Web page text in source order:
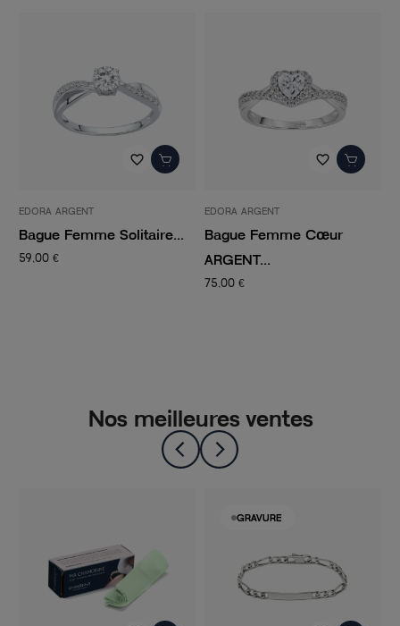
favorite_border
EDORA ARGENT
Bague Femme Solitaire...
59,00 €
favorite_border
EDORA ARGENT
Bague Femme Cœur
ARGENT...
75,00 €
Nos meilleures ventes
GRAVURE